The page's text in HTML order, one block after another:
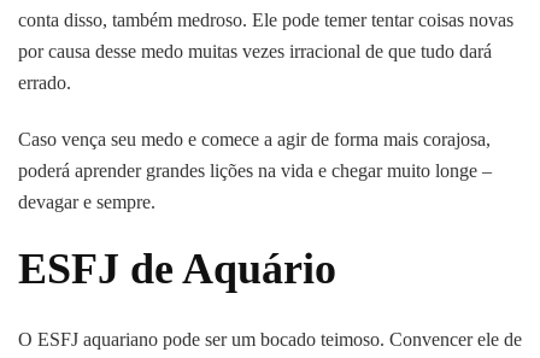
conta disso, também medroso. Ele pode temer tentar coisas novas
por causa desse medo muitas vezes irracional de que tudo dará
errado.
Caso vença seu medo e comece a agir de forma mais corajosa,
poderá aprender grandes lições na vida e chegar muito longe –
devagar e sempre.
ESFJ de Aquário
O ESFJ aquariano pode ser um bocado teimoso. Convencer ele de